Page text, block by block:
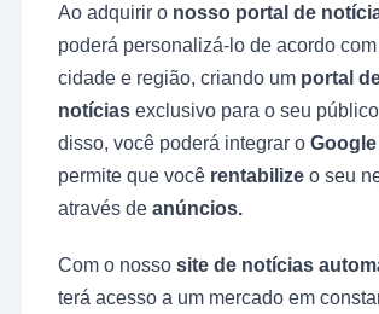
Ao adquirir o nosso portal de
poderá personalizá-lo de acordo
cidade e região, criando um portal
notícias exclusivo para o seu
disso, você poderá integrar o
permite que você rentabilize o seu
através deanúncios.
Com o nossosite de notícias
terá acesso a um mercado em